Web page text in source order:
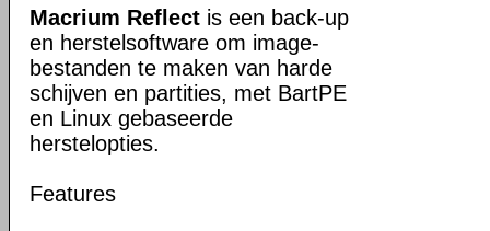
Macrium Reflect is een back-up
en herstelsoftware om image-
bestanden te maken van harde
schijven en partities, met BartPE
en Linux gebaseerde
herstelopties.
Features